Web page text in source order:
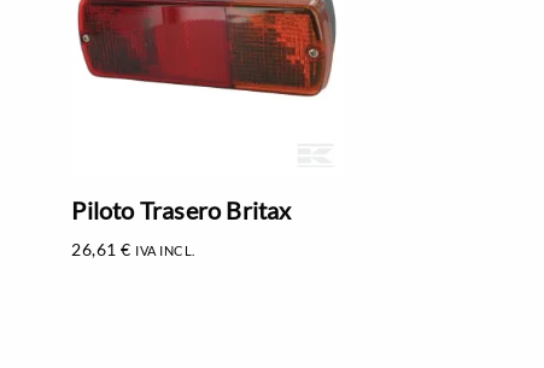
Piloto Trasero Britax
26,61€ IVA INCL.